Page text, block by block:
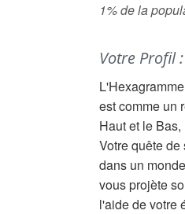
1% de la
Votre Profil :
est comme un
Haut et le
Votre quête
dans un
vous projète
l'aide de votre